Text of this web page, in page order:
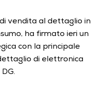
vendita al dettaglio in
ha firmato ieri un
con la principale
di elettronica